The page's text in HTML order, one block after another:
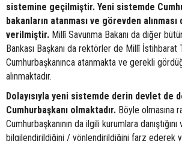
sistemine geçilmiştir. Yeni sistemde
bakanların atanması ve görevden
verilmiştir. Millî Savunma Bakanı da diğer
Bankası Başkanı da rektörler de Millî İstihbarat
Cumhurbaşkanınca atanmakta ve gerekli
alınmaktadır.
Dolayısıyla yeni sistemde derin devlet de
Cumhurbaşkanı olmaktadır. Böyle olmasına
Cumhurbaşkanının da ilgili kurumlara
bilgilendirildiğini / yönlendirildiğini farz ederek